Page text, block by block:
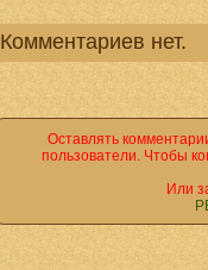
Комментариев нет.
Оставлять
пользователи. Чтобы
Или